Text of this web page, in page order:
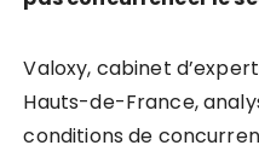
Valoxy, cabinet
Hauts-de-France,
conditions de